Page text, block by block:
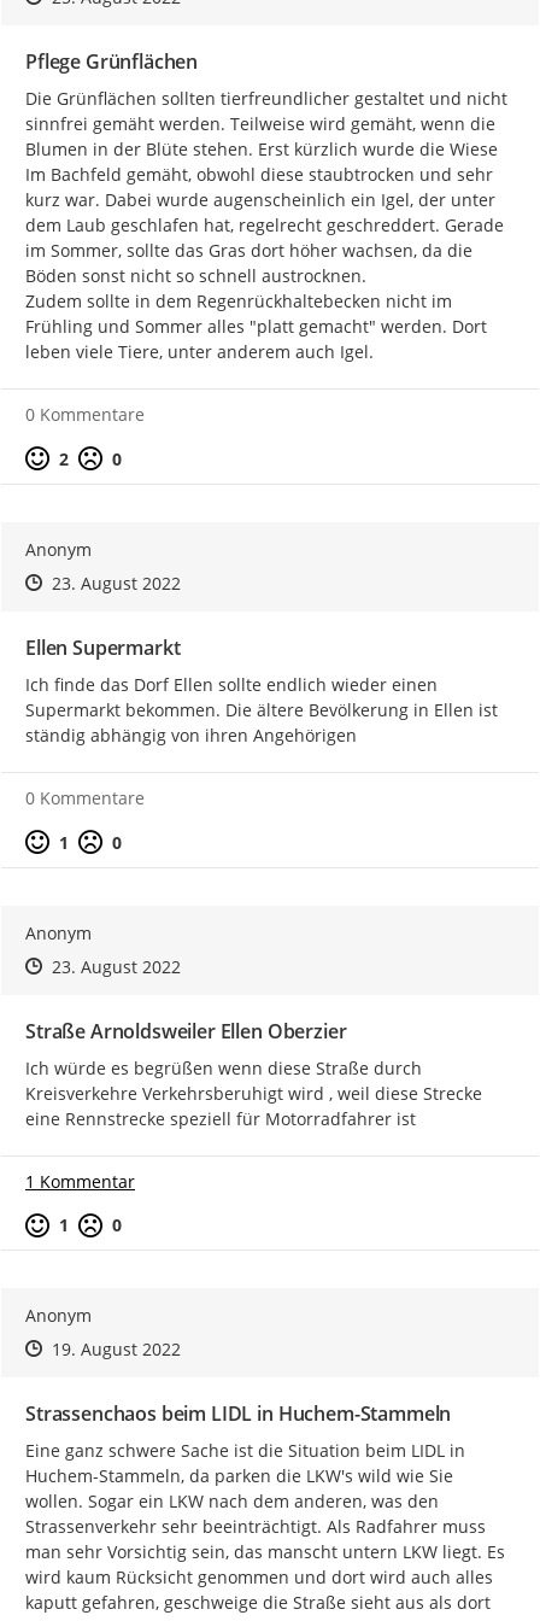
Pflege Grünflächen
Die Grünflächen sollten tierfreundlicher gestaltet und nicht
sinnfrei gemäht werden. Teilweise wird gemäht, wenn die
Blumen in der Blüte stehen. Erst kürzlich wurde die Wiese
Im Bachfeld gemäht, obwohl diese staubtrocken und sehr
kurz war. Dabei wurde augenscheinlich ein Igel, der unter
dem Laub geschlafen hat, regelrecht geschreddert. Gerade
im Sommer, sollte das Gras dort höher wachsen, da die
Böden sonst nicht so schnell austrocknen.
Zudem sollte in dem Regenrückhaltebecken nicht im
Frühling und Sommer alles "platt gemacht" werden. Dort
leben viele Tiere, unter anderem auch Igel.
0 Kommentare
Positive Bewertung
2 Negative Bewertung
0
Anonym
Zeitpunkt des Erstellens
Zeitpunkt des Erstellens
23. August 2022Zur Äußerung
Ellen Supermarkt
Ich finde das Dorf Ellen sollte endlich wieder einen
Supermarkt bekommen. Die ältere Bevölkerung in Ellen ist
ständig abhängig von ihren Angehörigen
0 Kommentare
Positive Bewertung
1 Negative Bewertung
0
Anonym
Zeitpunkt des Erstellens
Zeitpunkt des Erstellens
23. August 2022Zur Äußerung
Straße Arnoldsweiler Ellen Oberzier
Ich würde es begrüßen wenn diese Straße durch
Kreisverkehre Verkehrsberuhigt wird , weil diese Strecke
eine Rennstrecke speziell für Motorradfahrer ist
1 Kommentar
Positive Bewertung
1 Negative Bewertung
0
Anonym
Zeitpunkt des Erstellens
Zeitpunkt des Erstellens
19. August 2022Zur Äußerung
Strassenchaos beim LIDL in Huchem-Stammeln
Eine ganz schwere Sache ist die Situation beim LIDL in
Huchem-Stammeln, da parken die LKW's wild wie Sie
wollen. Sogar ein LKW nach dem anderen, was den
Strassenverkehr sehr beeinträchtigt. Als Radfahrer muss
man sehr Vorsichtig sein, das manscht untern LKW liegt. Es
wird kaum Rücksicht genommen und dort wird auch alles
kaputt gefahren, geschweige die Straße sieht aus als dort